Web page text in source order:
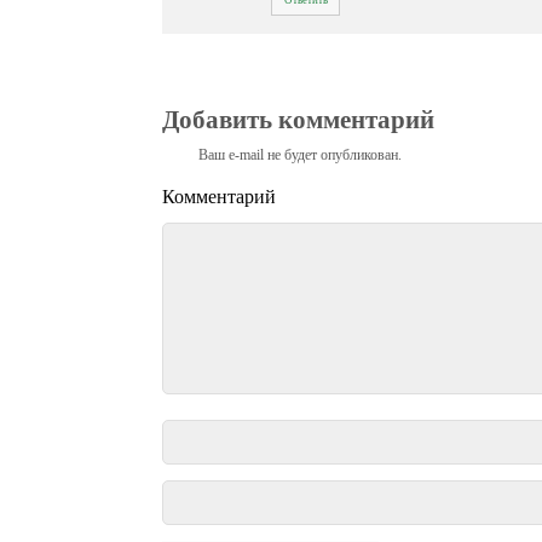
Добавить комментарий
Ваш e-mail не будет опубликован.
Комментарий